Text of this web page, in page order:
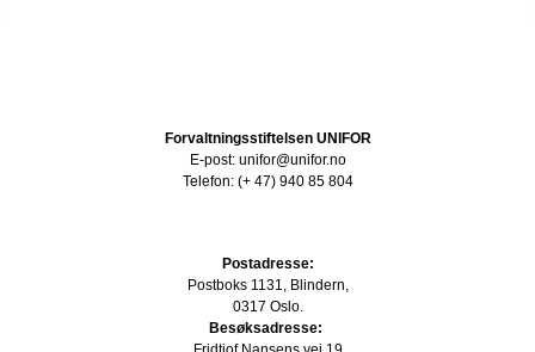
Forvaltningsstiftelsen UNIFOR
E-post: unifor@unifor.no
Telefon: (+ 47) 940 85 804
Postadresse:
Postboks 1131, Blindern,
0317 Oslo.
Besøksadresse: